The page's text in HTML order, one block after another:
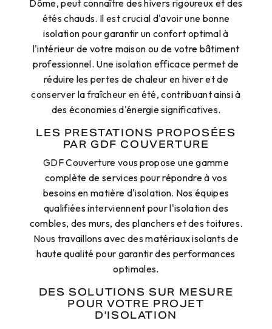
Dôme, peut connaître des hivers rigoureux et des
étés chauds. Il est crucial d'avoir une bonne
isolation pour garantir un confort optimal à
l'intérieur de votre maison ou de votre bâtiment
professionnel. Une isolation efficace permet de
réduire les pertes de chaleur en hiver et de
conserver la fraîcheur en été, contribuant ainsi à
des économies d'énergie significatives.
LES PRESTATIONS PROPOSÉES
PAR GDF COUVERTURE
GDF Couverture vous propose une gamme
complète de services pour répondre à vos
besoins en matière d'isolation. Nos équipes
qualifiées interviennent pour l'isolation des
combles, des murs, des planchers et des toitures.
Nous travaillons avec des matériaux isolants de
haute qualité pour garantir des performances
optimales.
DES SOLUTIONS SUR MESURE
POUR VOTRE PROJET
D'ISOLATION